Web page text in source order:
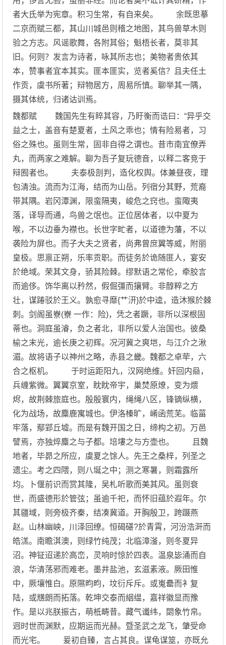
者大氐举为宪章。积习生常，有自来矣。 余既思摹
二京而赋三都，其山川城邑则稽之地图，其鸟兽草木则
验之方志。风谣歌舞，各附其俗；魁梧长者，莫非其
旧。何则？发言为诗者，咏其所志也；美物者贵依其
本，赞事者宜本其实。匪本匪实，览者奚信？且夫任土
作贡，虞书所著；辩物居方，周易所慎。聊举其一隅，
摄其体统，归诸诂训焉。
魏都赋 魏国先生有睟其容，乃盱衡而诰曰：“异乎交
益之士，盖音有楚夏者，土风之乖也；情有险易者，习
俗之殊也。虽则生常，固非自得之谓也。昔市南宜僚弄
丸，而两家之难解。聊为吾子复玩德音，以释二客竞于
辩囿者也。 夫泰极剖判，造化权舆。体兼昼夜，理
包清浊。流而为江海，结而为山岳。列宿分其野，荒裔
带其隅。岩冈潭渊，限蛮隔夷，峻危之窍也。蛮陬夷
落，译导而通，鸟兽之氓也。正位居体者，以中夏为
喉，不以边垂为襟也。长世字甿者，以道德为藩，不以
袭险为屏也。而子大夫之贤者，尚弗曾庶翼等威，附丽
皇极。思禀正朔，乐率贡职。而徒务於诡随匪人，宴安
於绝域。荣其文身，骄其险棘。缪默语之常伦，牵胶言
而逾侈。饰华离以矜然，假倔彊而攘臂。非醇粹之方
壮，谋踳驳於王义。孰愈寻靡{艹汧}於中逵，造沐猴於棘
刺。剑阁虽嶚(嶚 一作：险)，凭之者蹶，非所以深根固
蒂也。洞庭虽濬，负之者北，非所以爱人治国也。彼桑
榆之末光，逾长庚之初辉。况河冀之爽垲，与江介之湫
湄。故将语子以神州之略，赤县之畿。魏都之卓荦，六
合之枢机。 于时运距阳九，汉网绝维。奸回内赑，
兵缠紫微。翼翼京室，眈眈帝宇，巢焚原燎，变为煨
烬，故荆棘旅庭也。殷殷寰内，绳绳八区，锋镝纵横，
化为战场，故麋鹿寓城也。伊洛榛旷，崤函荒芜。临菑
牢落，鄢郢丘墟。而是有魏开国之日，缔构之初。万邑
譬焉，亦独焠麋之与子都。培塿之与方壶也。 且魏
地者，毕昴之所应，虞夏之馀人。先王之桑梓，列圣之
遗尘。考之四隈，则八埏之中；测之寒暑，则霜露所
均。卜偃前识而赏其隆，吴札听歌而美其风。虽则衰
世，而盛德形於管弦；虽逾千祀，而怀旧蕴於遐年。尔
其疆域，则旁极齐秦，结凑冀道。开胸殷卫，跨蹑燕
赵。山林幽岟，川泽回缭。恒碣碪?於青霄，河汾浩涆而
皓溔。南瞻淇澳，则绿竹纯茂；北临漳滏，则冬夏异
沼。神钲迢递於高峦，灵响时惊於四表。温泉毖涌而自
浪，华清荡邪而难老。墨井盐池，玄滋素液。厥田惟
中，厥壤惟白。原隰畇畇，坟衍斥斥。或嵬罍而衤复
陆，或黋朗而拓落。乾坤交泰而絪缊，嘉祥徽显而豫
作。是以兆朕振古，萌柢畴昔。藏气谶纬，閟象竹帛。
迥时世而渊默，应期运而光赫。暨圣武之龙飞，肇受命
而光宅。 爰初自臻，言占其良。谋龟谋筮，亦既允